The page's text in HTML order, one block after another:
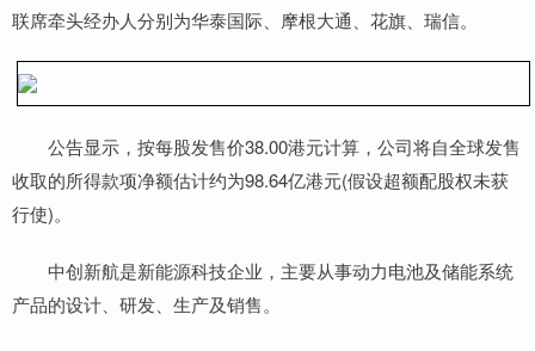
联席牵头经办人分别为华泰国际、摩根大通、花旗、瑞信。
公告显示，按每股发售价38.00港元计算，公司将自全球发售
收取的所得款项净额估计约为98.64亿港元(假设超额配股权未获
行使)。
中创新航是新能源科技企业，主要从事动力电池及储能系统
产品的设计、研发、生产及销售。